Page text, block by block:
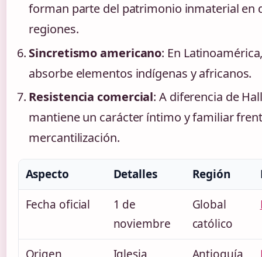
forman parte del patrimonio inmaterial en
regiones.
Sincretismo americano: En
absorbe elementos indígenas y africanos.
Resistencia comercial: A diferencia de
mantiene un carácter íntimo y familiar
mercantilización.
Aspecto Detalles Región
Fecha oficial
1 de
noviembre
Global
católico